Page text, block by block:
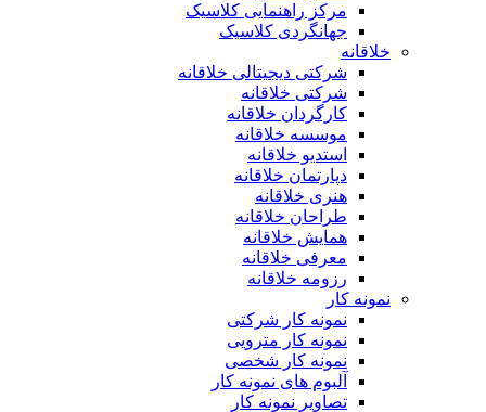
مرکز راهنمایی کلاسیک
جهانگردی کلاسیک
خلاقانه
شرکتی دیجیتالی خلاقانه
شرکتی خلاقانه
کارگردان خلاقانه
موسسه خلاقانه
استدیو خلاقانه
دپارتمان خلاقانه
هنری خلاقانه
طراحان خلاقانه
همایش خلاقانه
معرفی خلاقانه
رزومه خلاقانه
نمونه کار
نمونه کار شرکتی
نمونه کار مترویی
نمونه کار شخصی
آلبوم های نمونه کار
تصاویر نمونه کار